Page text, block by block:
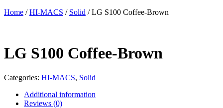
Home /HI-MACS / Solid / LG S100 Coffee-Brown
LG S100 Coffee-Brown
Categories: HI-MACS, Solid
Additional information
Reviews (0)